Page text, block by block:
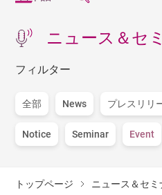
ニュース＆セ
フィルター
全部 News プレスリリ
Notice Seminar Event
トップページ ニュース＆セミ